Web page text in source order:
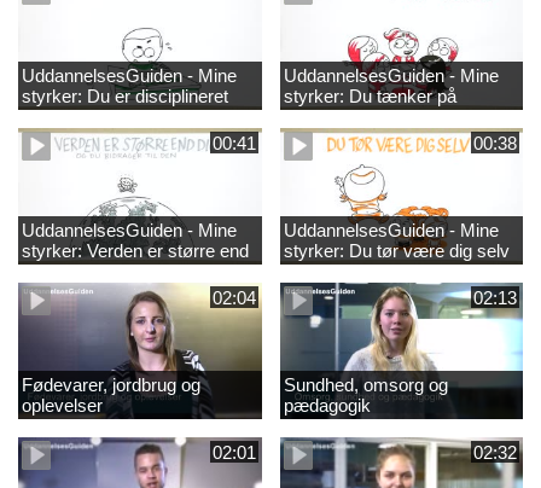
UddannelsesGuiden - Mine
styrker: Du er disciplineret
UddannelsesGuiden - Mine
styrker: Du tænker på
fællesskabet
00:41
UddannelsesGuiden - Mine
styrker: Verden er større end
dig og du bidrager til den
00:38
UddannelsesGuiden - Mine
styrker: Du tør være dig selv
02:04
Fødevarer, jordbrug og
oplevelser
02:13
Sundhed, omsorg og
pædagogik
02:01 02:32